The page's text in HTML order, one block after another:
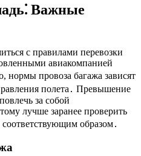
Важные
с правилами перевозки
авиакомпанией
нормы провоза багажа зависят
полета․ Превышение
за собой
лучше заранее проверить
образом․